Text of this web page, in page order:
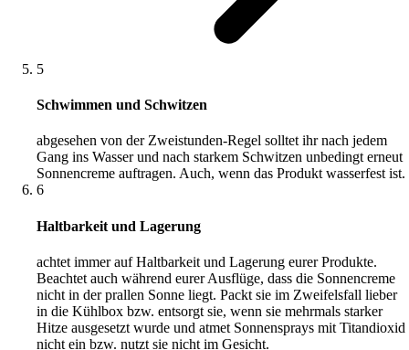
5
Schwimmen und Schwitzen
abgesehen von der Zweistunden-Regel solltet ihr nach jedem
Gang ins Wasser und nach starkem Schwitzen unbedingt erneut
Sonnencreme auftragen. Auch, wenn das Produkt wasserfest ist.
6
Haltbarkeit und Lagerung
achtet immer auf Haltbarkeit und Lagerung eurer Produkte.
Beachtet auch während eurer Ausflüge, dass die Sonnencreme
nicht in der prallen Sonne liegt. Packt sie im Zweifelsfall lieber
in die Kühlbox bzw. entsorgt sie, wenn sie mehrmals starker
Hitze ausgesetzt wurde und atmet Sonnensprays mit Titandioxid
nicht ein bzw. nutzt sie nicht im Gesicht.